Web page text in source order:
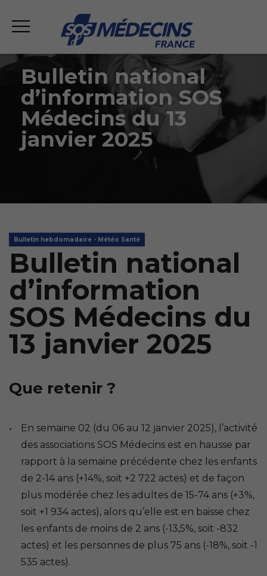
Bulletin national
d’information SOS
Médecins du 13
janvier 2025
Bulletin hebdomadaire - Météo Santé
Bulletin national
d’information
SOS Médecins du
13 janvier 2025
Que retenir ?
En semaine 02 (du 06 au 12 janvier 2025), l’activité
des associations SOS Médecins est en hausse par
rapport à la semaine précédente chez les enfants
de 2-14 ans (+14%, soit +2 722 actes) et de façon
plus modérée chez les adultes de 15-74 ans (+3%,
soit +1 934 actes), alors qu’elle est en baisse chez
les enfants de moins de 2 ans (-13,5%, soit -832
actes) et les personnes de plus 75 ans (-18%, soit -1
535 actes).